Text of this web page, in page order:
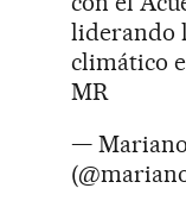
liderando
climático
MR
—